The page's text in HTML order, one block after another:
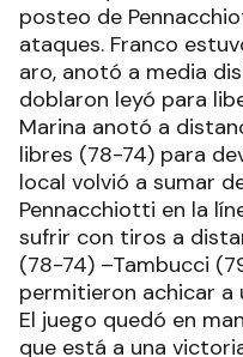
posteo de
ataques. Franco
aro, anotó a media
doblaron leyó para
Marina anotó a
libres (78-74) para
local volvió a sumar
Pennacchiotti en la
sufrir con tiros a
(78-74) –Tambucci
permitieron achicar a
El juego quedó en
que está a una